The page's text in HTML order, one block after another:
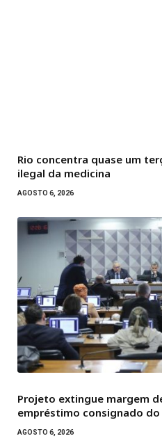
Rio concentra quase um
ilegal da medicina
AGOSTO 6, 2026
Projeto extingue margem
empréstimo consignado do
AGOSTO 6, 2026